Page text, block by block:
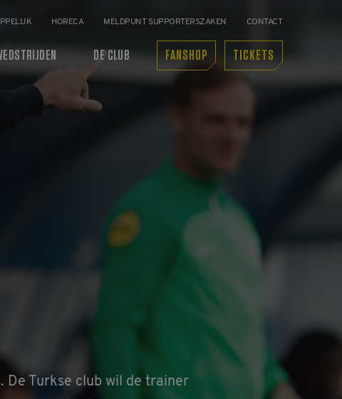
HORECA MELDPUNT SUPPORTERSZAKEN CONTACT
DE CLUB FANSHOP TICKETS
De Turkse club wil de trainer